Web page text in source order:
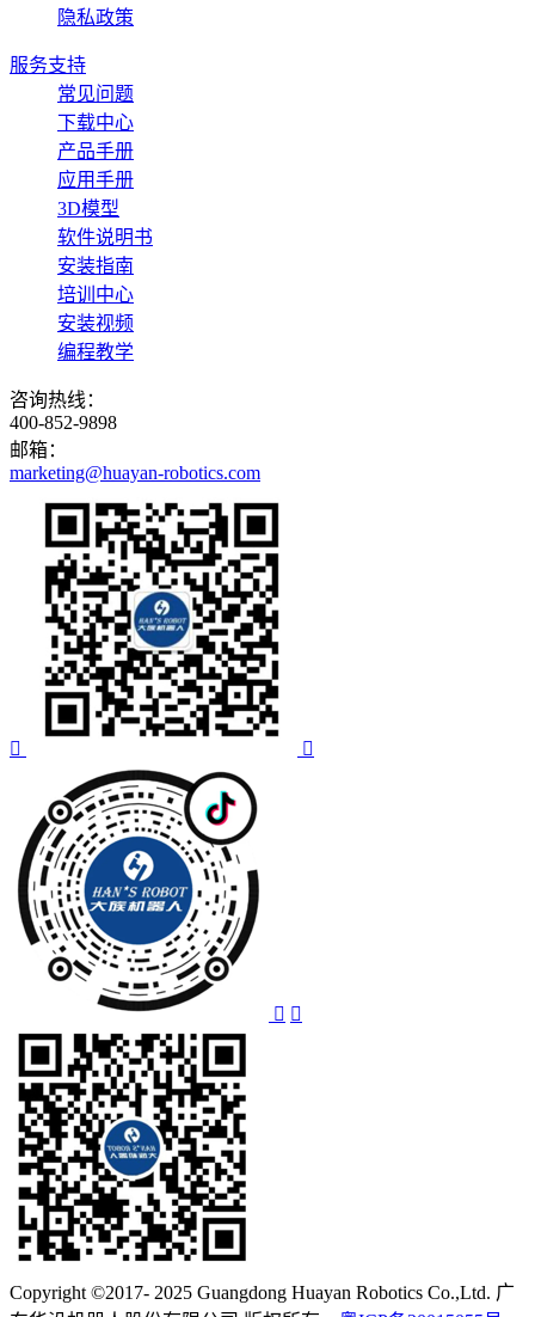
隐私政策
服务支持
常见问题
下载中心
产品手册
应用手册
3D模型
软件说明书
安装指南
培训中心
安装视频
编程教学
咨询热线：
400-852-9898
邮箱：
marketing@huayan-robotics.com
Copyright ©2017- 2025 Guangdong Huayan Robotics Co.,Ltd. 广